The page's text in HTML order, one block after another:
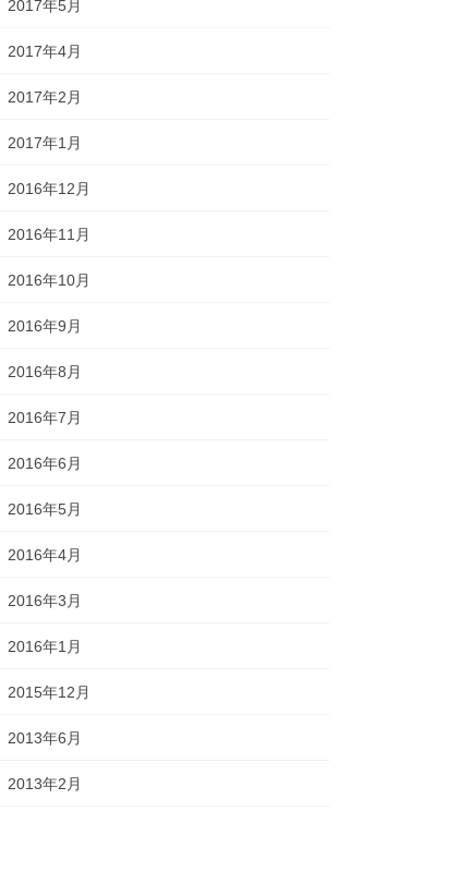
2017年5月
2017年4月
2017年2月
2017年1月
2016年12月
2016年11月
2016年10月
2016年9月
2016年8月
2016年7月
2016年6月
2016年5月
2016年4月
2016年3月
2016年1月
2015年12月
2013年6月
2013年2月